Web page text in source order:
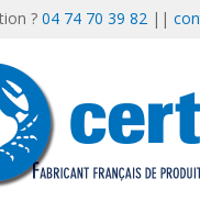
?04 74 70 39 82 ||